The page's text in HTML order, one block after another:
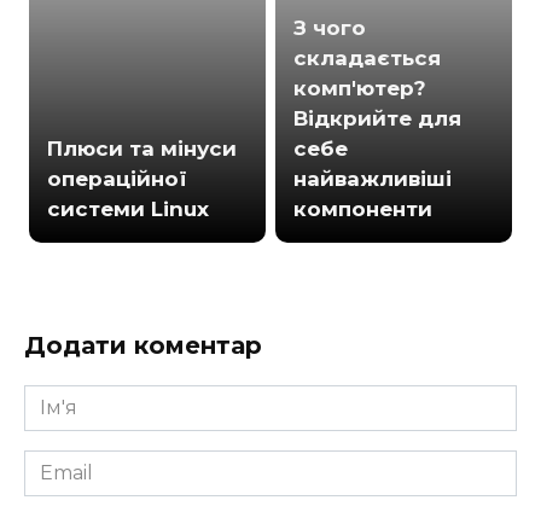
Плюси та мінуси
операційної
системи Linux
З чого
складається
комп'ютер?
Відкрийте для
себе
найважливіші
компоненти
Додати коментар
Ім'я
*
Email
*